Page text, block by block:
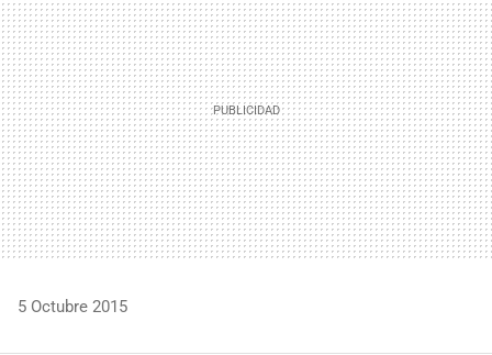
5 Octubre 2015